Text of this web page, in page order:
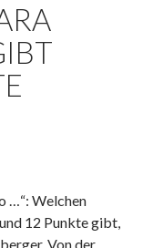
…“: Welchen
12 Punkte gibt,
Von der